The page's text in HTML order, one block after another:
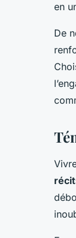
en
De